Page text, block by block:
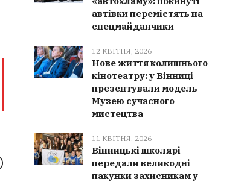
автівки перемістять на
спецмайданчики
12 КВІТНЯ, 2026
Нове життя колишнього
кінотеатру: у Вінниці
презентували модель
Музею сучасного
мистецтва
11 КВІТНЯ, 2026
Вінницькі школярі
передали великодні
пакунки захисникам у